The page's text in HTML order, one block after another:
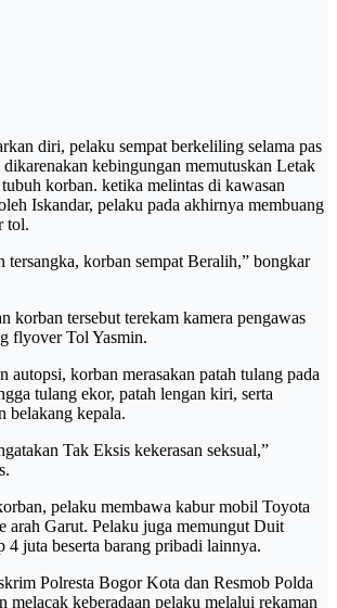
diri, pelaku sempat berkeliling selama pas
kebingungan memutuskan Letak
korban. ketika melintas di kawasan
Iskandar, pelaku pada akhirnya membuang
tol.
tersangka, korban sempat Beralih,” bongkar
korban tersebut terekam kamera pengawas
flyover Tol Yasmin.
autopsi, korban merasakan patah tulang pada
tulang ekor, patah lengan kiri, serta
belakang kepala.
Tak Eksis kekerasan seksual,”
pelaku membawa kabur mobil Toyota
arah Garut. Pelaku juga memungut Duit
juta beserta barang pribadi lainnya.
Polresta Bogor Kota dan Resmob Polda
melacak keberadaan pelaku melalui rekaman